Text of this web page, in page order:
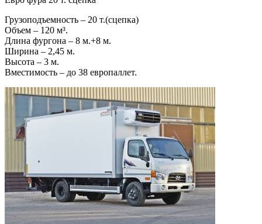
Грузоподъемность – 20 т.(сцепка)
Объем – 120 м³.
Длина фургона – 8 м.+8 м.
Ширина – 2,45 м.
Высота – 3 м.
Вместимость – до 38 европаллет.